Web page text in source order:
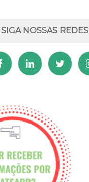
SIGA NOSSAS REDES